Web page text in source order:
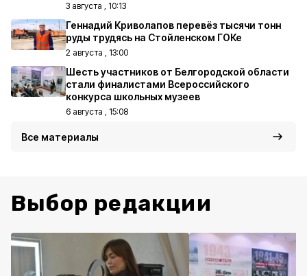
3 августа , 10:13
Геннадий Криволапов перевёз тысячи тонн
руды трудясь на Стойленском ГОКе
2 августа , 13:00
Шесть участников от Белгородской области
стали финалистами Всероссийского
конкурса школьных музеев
6 августа , 15:08
Все материалы
Выбор редакции